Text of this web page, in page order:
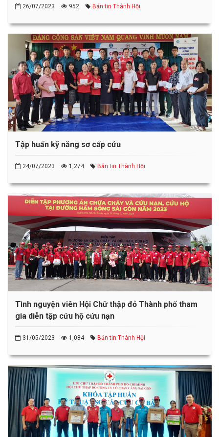
26/07/2023 952 Bản tin Thành Hội
Tập huấn kỹ năng sơ cấp cứu
24/07/2023 1,274 Bản tin Thành Hội
Tình nguyện viên Hội Chữ thập đỏ Thành phố tham
gia diễn tập cứu hộ cứu nạn
31/05/2023 1,084 Bản tin Thành Hội